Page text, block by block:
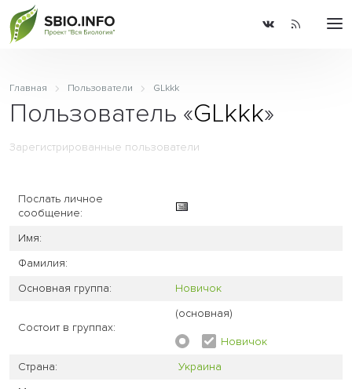
Главная Пользователи GLkkk
Пользователь «GLkkk»
Зарегистрированные пользователи
Послать личное
сообщение:
Имя:
Фамилия:
Основная группа:
Новичок
Состоит в группах:
(основная)
Новичок
Страна:
Украина